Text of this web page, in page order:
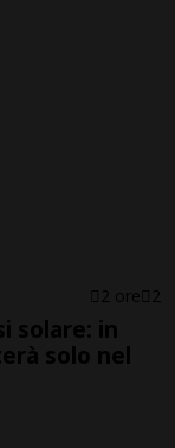
2 ore 2
solare: in
solo nel